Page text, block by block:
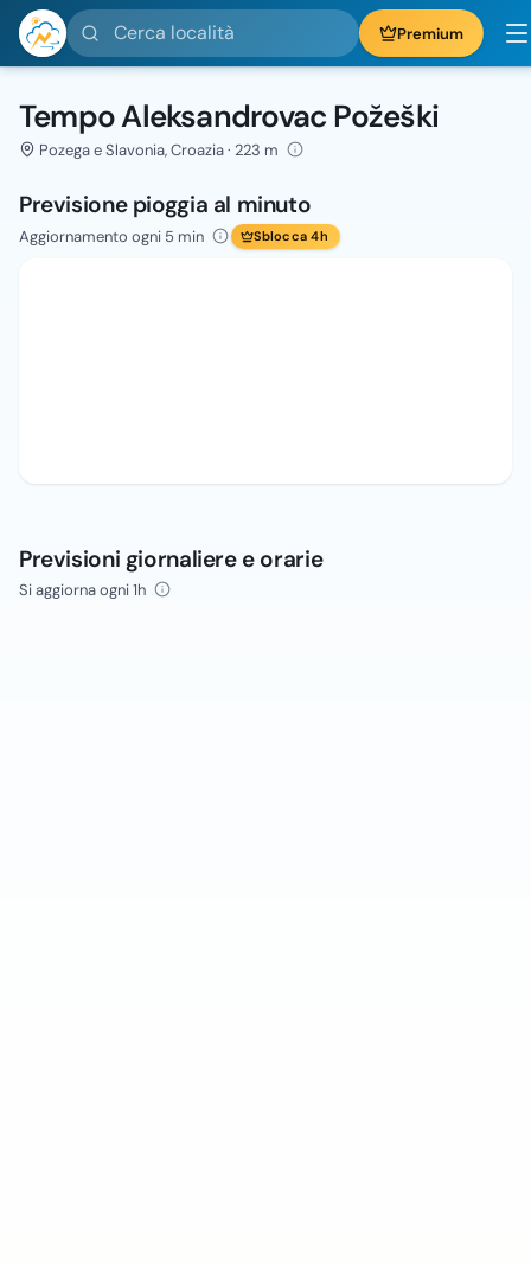
Cerca località Premium
Tempo Aleksandrovac Požeški
Pozega e Slavonia, Croazia · 223 m
Previsione pioggia al minuto
Aggiornamento ogni 5 min Sblocca 4h
Previsioni giornaliere e orarie
Si aggiorna ogni 1h